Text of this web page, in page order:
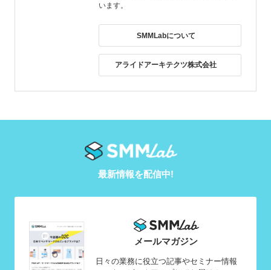
います。
SMMLabについて
アライドアーキテクツ株式会社
最新情報を配信中!
メールマガジン
日々の業務に役立つ記事やセミナー情報